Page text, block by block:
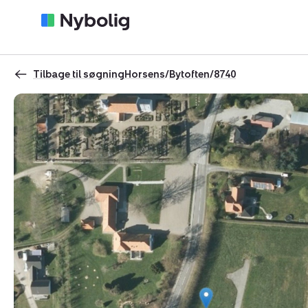
Tilbage til søgningHorsens/Bytoften/8740